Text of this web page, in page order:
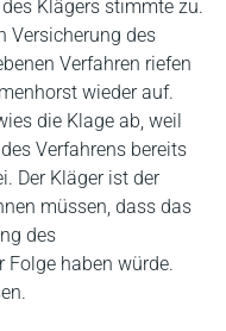
Klägers stimmte zu.
Versicherung des
Verfahren riefen
wieder auf.
die Klage ab, weil
Verfahrens bereits
Der Kläger ist der
müssen, dass das
des
haben würde.